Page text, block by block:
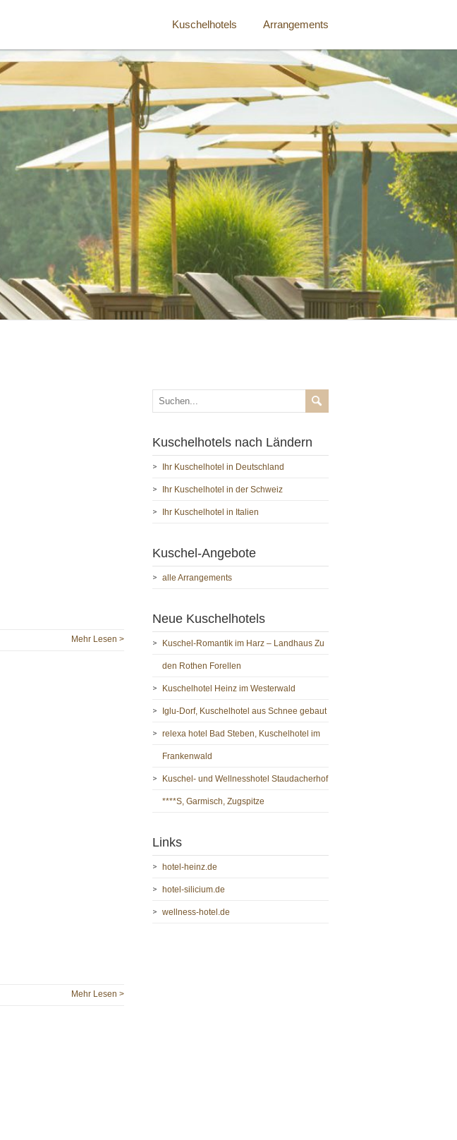
Kuschelhotels Arrangements
Mehr Lesen >
Mehr Lesen >
Kuschelhotels nach Ländern
Ihr Kuschelhotel in Deutschland
Ihr Kuschelhotel in der Schweiz
Ihr Kuschelhotel in Italien
Kuschel-Angebote
alle Arrangements
Neue Kuschelhotels
Kuschel-Romantik im Harz – Landhaus Zu
den Rothen Forellen
Kuschelhotel Heinz im Westerwald
Iglu-Dorf, Kuschelhotel aus Schnee gebaut
relexa hotel Bad Steben, Kuschelhotel im
Frankenwald
Kuschel- und Wellnesshotel Staudacherhof
****S, Garmisch, Zugspitze
Links
hotel-heinz.de
hotel-silicium.de
wellness-hotel.de